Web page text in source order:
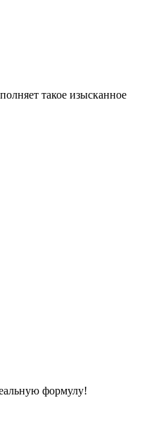
такое изысканное
формулу!